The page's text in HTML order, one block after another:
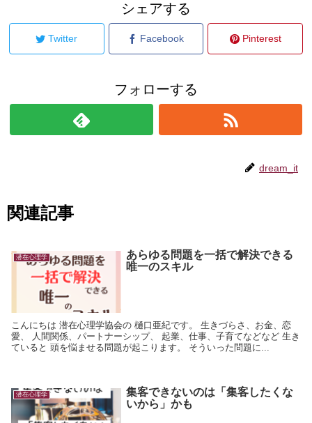
シェアする
Twitter Facebook Pinterest
フォローする
dream_it
関連記事
潜在心理学
あらゆる問題を一括で解決できる
唯一のスキル
こんにちは 潜在心理学協会の 樋口亜紀です。 生きづらさ、お金、恋
愛、 人間関係、パートナーシップ、 起業、仕事、子育てなどなど 生き
ていると 頭を悩ませる問題が起こります。 そういった問題に...
潜在心理学
集客できないのは「集客したくな
いから」かも